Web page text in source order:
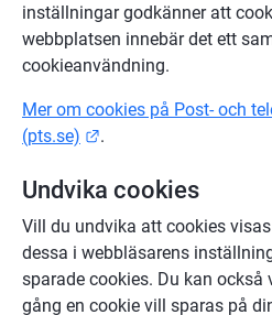
inställningar godkänner att
webbplatsen innebär det ett
cookieanvändning.
Mer om cookies på Post- och
(pts.se)
Länk till annan
.
Undvika cookies
Vill du undvika att cookies
dessa i webbläsarens
sparade cookies. Du kan
gång en cookie vill sparas på